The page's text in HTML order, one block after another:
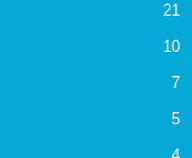
21
10
7
5